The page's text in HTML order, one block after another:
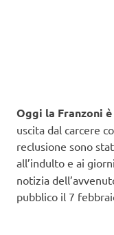
Oggi la Franzoni
uscita dal carcere
reclusione sono
all’indulto e ai
notizia
pubblico il 7